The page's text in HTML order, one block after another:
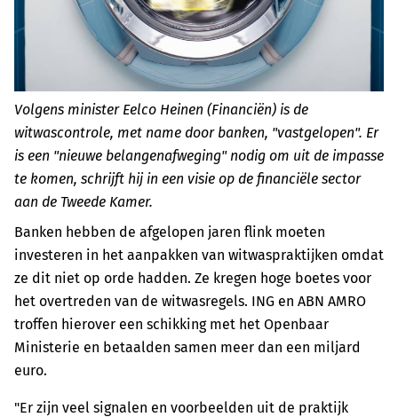
Volgens minister Eelco Heinen (Financiën) is de
witwascontrole, met name door banken, "vastgelopen". Er
is een "nieuwe belangenafweging" nodig om uit de impasse
te komen, schrijft hij in een visie op de financiële sector
aan de Tweede Kamer.
Banken hebben de afgelopen jaren flink moeten
investeren in het aanpakken van witwaspraktijken omdat
ze dit niet op orde hadden. Ze kregen hoge boetes voor
het overtreden van de witwasregels. ING en ABN AMRO
troffen hierover een schikking met het Openbaar
Ministerie en betaalden samen meer dan een miljard
euro.
"Er zijn veel signalen en voorbeelden uit de praktijk